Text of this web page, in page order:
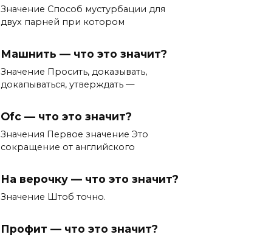
Значение Способ мустурбации для
двух парней при котором
Машнить — что это значит?
Значение Просить, доказывать,
докапываться, утверждать —
Ofc — что это значит?
Значения Первое значение Это
сокращение от английского
На верочку — что это значит?
Значение Штоб точно.
Профит — что это значит?